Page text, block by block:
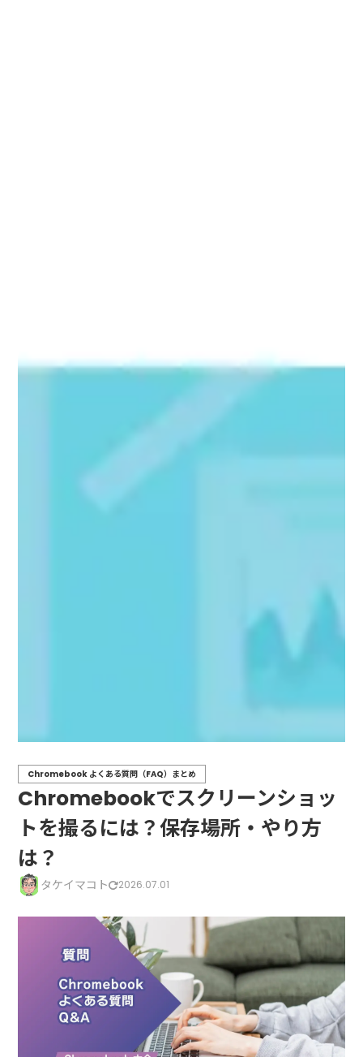
Chromebookでスクリーンショッ
トを撮るには？保存場所・やり方
は？
タケイマコト 2026.07.01
Chromebook よくある質問（FAQ）まとめ